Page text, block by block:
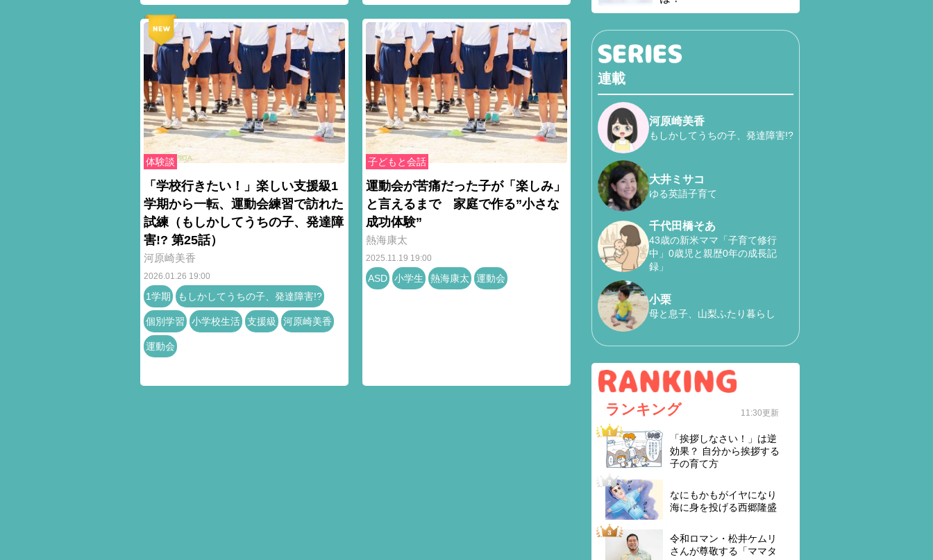
体験談
「学校行きたい！」楽しい支援級1
学期から一転、運動会練習で訪れた
試練（もしかしてうちの子、発達障
害!? 第25話）
河原崎美香
2026.01.26 19:00
1学期 もしかしてうちの子、発達障害!?
個別学習 小学校生活 支援級 河原崎美香
運動会
子どもと会話
運動会が苦痛だった子が「楽しみ」
と言えるまで 家庭で作る”小さな
成功体験”
熱海康太
2025.11.19 19:00
ASD 小学生 熱海康太 運動会
連載
河原崎美香
もしかしてうちの子、発達障害!?
大井ミサコ
ゆる英語子育て
千代田橋そあ
43歳の新米ママ「子育て修行
中」0歳児と親歴0年の成長記
録」
小栗
母と息子、山梨ふたり暮らし
ランキング 11:30更新
「挨拶しなさい！」は逆
効果？ 自分から挨拶する
子の育て方
なにもかもがイヤになり
海に身を投げる西郷隆盛
令和ロマン・松井ケムリ
さんが尊敬する「ママタ